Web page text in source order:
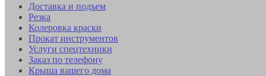
Доставка и подъем
Резка
Колеровка краски
Прокат инструментов
Услуги спецтехники
Заказ по телефону
Крыша вашего дома